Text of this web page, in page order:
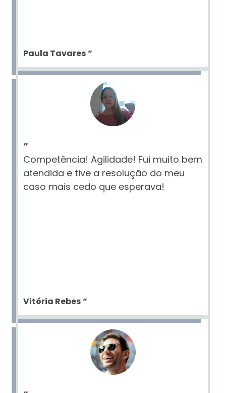
Paula Tavares“
“
Competência! Agilidade! Fui muito bem
atendida e tive a resolução do meu
caso mais cedo que esperava!
Vitória Rebes“